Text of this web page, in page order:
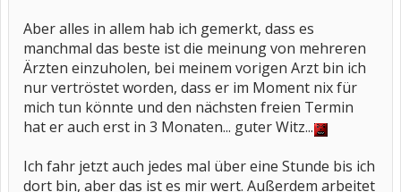
Aber alles in allem hab ich gemerkt, dass es
manchmal das beste ist die meinung von mehreren
Ärzten einzuholen, bei meinem vorigen Arzt bin ich
nur vertröstet worden, dass er im Moment nix für
mich tun könnte und den nächsten freien Termin
hat er auch erst in 3 Monaten... guter Witz...
Ich fahr jetzt auch jedes mal über eine Stunde bis ich
dort bin, aber das ist es mir wert. Außerdem arbeitet